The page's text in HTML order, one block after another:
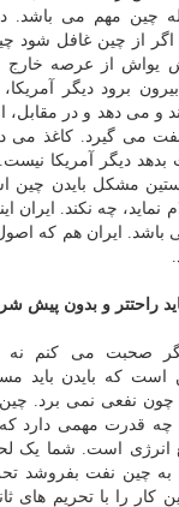
چین مهم می باشد.
از چین غافل شود
یواش از عرصه خارج
برود دیگر
و می دهد و در مقابل،
می گیرد. کاغذ می
بدهد دیگر آمریکا
مشکل بایدن
چه نکند. ایران
باشد. ایران هم که
راحتتر و بدون پیش
صحبت می کنم نه
که بایدن باید
چون نفعی نمی برد.
چه قدرت مهمی دارد
انرژی است. شما یک
به چین نفت بفروشد
کار را با تحریم های